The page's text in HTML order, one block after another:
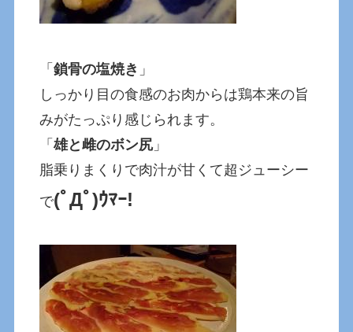
「鎖骨の塩焼き 」
しっかり目の食感のお肉からは鶏本来の旨
みがたっぷり感じられます。
「雄と雌のボン尻」
脂乗りまくりで肉汁が甘くて超ジューシー
で(ﾟДﾟ)ｳﾏｰ!